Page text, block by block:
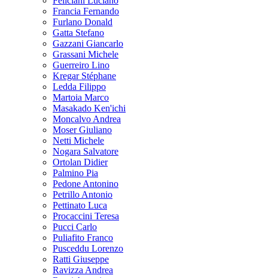
Francia Fernando
Furlano Donald
Gatta Stefano
Gazzani Giancarlo
Grassani Michele
Guerreiro Lino
Kregar Stéphane
Ledda Filippo
Martoia Marco
Masakado Ken'ichi
Moncalvo Andrea
Moser Giuliano
Netti Michele
Nogara Salvatore
Ortolan Didier
Palmino Pia
Pedone Antonino
Petrillo Antonio
Pettinato Luca
Procaccini Teresa
Pucci Carlo
Puliafito Franco
Pusceddu Lorenzo
Ratti Giuseppe
Ravizza Andrea